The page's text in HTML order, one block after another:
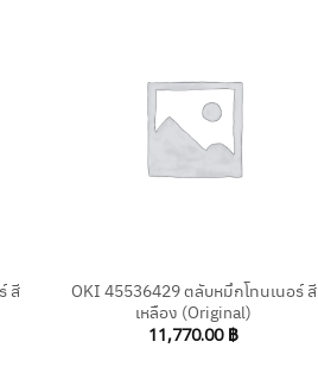
สี
OKI 45536429 ตลับหมึกโทนเนอร์ สี
เหลือง (Original)
11,770.00 ฿